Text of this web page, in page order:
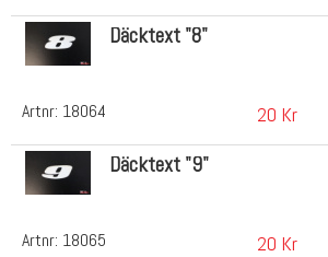
Artnr: 18064
Däcktext "8"
20 Kr
Artnr: 18065
Däcktext "9"
20 Kr